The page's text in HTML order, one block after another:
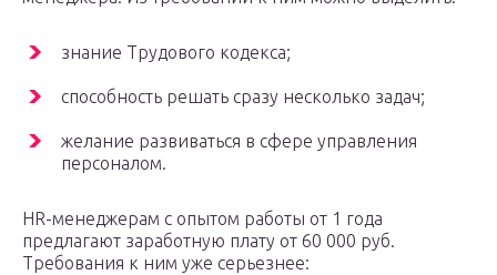
знание Трудового кодекса;
способность решать сразу несколько задач;
желание развиваться в сфере управления
персоналом.
HR-менеджерам с опытом работы от 1 года
предлагают заработную плату от 60 000 руб.
Требования к ним уже серьезнее: